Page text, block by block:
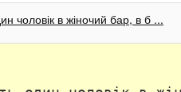
чоловік в жіночий бар, в б ...